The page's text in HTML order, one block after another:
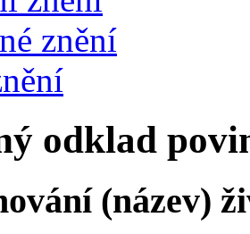
znění
odklad
(název)